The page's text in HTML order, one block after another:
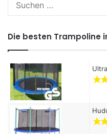
Die besten Trampoline